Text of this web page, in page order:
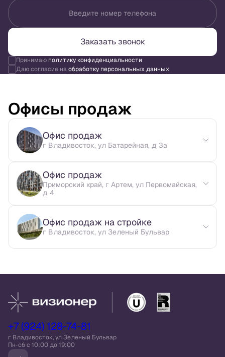
Введите номер телефона
Заказать звонок
Принимаю политику конфиденциальности
Даю согласие наобработку персональных данных
Офисы продаж
Офис продаж
г Владивосток, ул Батарейная, д 3а
Офис продаж
Приморский край, г Артем, ул Первомайская,
д 4
Офис продаж на стройке
г Владивосток, ул Зеленый Бульвар
+7 (924) 128-74-81
г Владивосток, ул Зеленый Бульвар
Пн-сб c 10:00 до 19:00